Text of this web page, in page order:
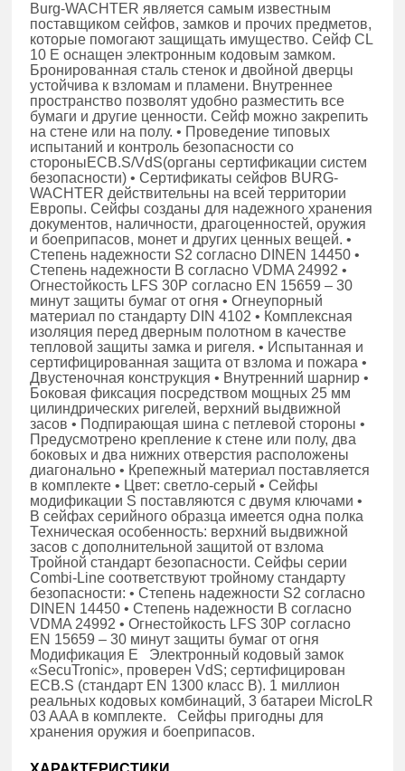
Burg-WACHTER является самым известным
поставщиком сейфов, замков и прочих предметов,
которые помогают защищать имущество. Сейф CL
10 E оснащен электронным кодовым замком.
Бронированная сталь стенок и двойной дверцы
устойчива к взломам и пламени. Внутреннее
пространство позволят удобно разместить все
бумаги и другие ценности. Сейф можно закрепить
на стене или на полу. • Проведение типовых
испытаний и контроль безопасности со
стороныECB.S/VdS(органы сертификации систем
безопасности) • Сертификаты сейфов BURG-
WACHTER действительны на всей территории
Европы. Сейфы созданы для надежного хранения
документов, наличности, драгоценностей, оружия
и боеприпасов, монет и других ценных вещей. •
Степень надежности S2 согласно DINEN 14450 •
Степень надежности В согласно VDMA 24992 •
Огнестойкость LFS 30P согласно EN 15659 – 30
минут защиты бумаг от огня • Огнеупорный
материал по стандарту DIN 4102 • Комплексная
изоляция перед дверным полотном в качестве
тепловой защиты замка и ригеля. • Испытанная и
сертифицированная защита от взлома и пожара •
Двустеночная конструкция • Внутренний шарнир •
Боковая фиксация посредством мощных 25 мм
цилиндрических ригелей, верхний выдвижной
засов • Подпирающая шина с петлевой стороны •
Предусмотрено крепление к стене или полу, два
боковых и два нижних отверстия расположены
диагонально • Крепежный материал поставляется
в комплекте • Цвет: светло-серый • Сейфы
модификации S поставляются с двумя ключами •
В сейфах серийного образца имеется одна полка
Техническая особенность: верхний выдвижной
засов с дополнительной защитой от взлома
Тройной стандарт безопасности. Сейфы серии
Combi-Line соответствуют тройному стандарту
безопасности: • Степень надежности S2 согласно
DINEN 14450 • Степень надежности В согласно
VDMA 24992 • Огнестойкость LFS 30P согласно
EN 15659 – 30 минут защиты бумаг от огня
Модификация E Электронный кодовый замок
«SecuTronic», проверен VdS; сертифицирован
ECB.S (стандарт EN 1300 класс B). 1 миллион
реальных кодовых комбинаций, 3 батареи MicroLR
03 AAA в комплекте. Сейфы пригодны для
хранения оружия и боеприпасов.